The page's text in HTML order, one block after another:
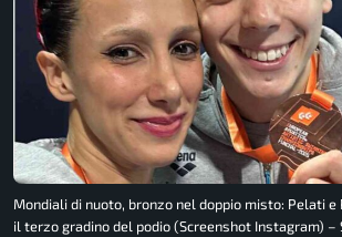
Mondiali di nuoto, bronzo nel doppio misto: Pelati e
il terzo gradino del podio (Screenshot Instagram) –